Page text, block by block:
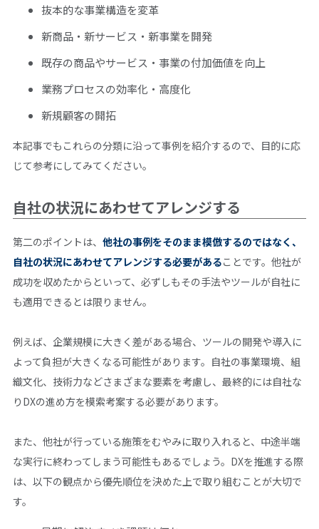
抜本的な事業構造を変革
新商品・新サービス・新事業を開発
既存の商品やサービス・事業の付加価値を向上
業務プロセスの効率化・高度化
新規顧客の開拓
本記事でもこれらの分類に沿って事例を紹介するので、目的に応
じて参考にしてみてください。
自社の状況にあわせてアレンジする
第二のポイントは、 他社の事例をそのまま模倣するのではなく、
自社の状況にあわせてアレンジする必要があることです。他社が
成功を収めたからといって、必ずしもその手法やツールが自社に
も適用できるとは限りません。
例えば、企業規模に大きく差がある場合、ツールの開発や導入に
よって負担が大きくなる可能性があります。自社の事業環境、組
織文化、技術力などさまざまな要素を考慮し、最終的には自社な
りDXの進め方を模索考案する必要があります。
また、他社が行っている施策をむやみに取り入れると、中途半端
な実行に終わってしまう可能性もあるでしょう。DXを推進する際
は、以下の観点から優先順位を決めた上で取り組むことが大切で
す。